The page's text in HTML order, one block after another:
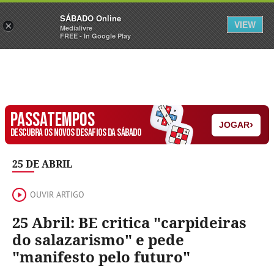
Sábado Assine Iniciar Sessão
PASSATEMPOS
DESCUBRA OS NOVOS DESAFIOS DA SÁBADO
JOGAR›
25 DE ABRIL
OUVIR ARTIGO
25 Abril: BE critica "carpideiras
do salazarismo" e pede
"manifesto pelo futuro"
×
SÁBADO Online
Medialivre
FREE - In Google Play
VIEW